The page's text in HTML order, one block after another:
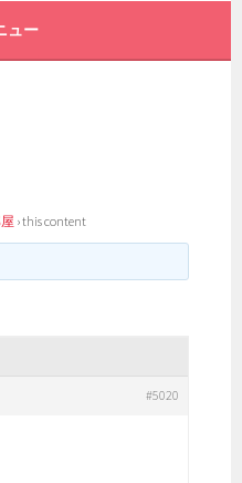
ュー
›this content
#5020